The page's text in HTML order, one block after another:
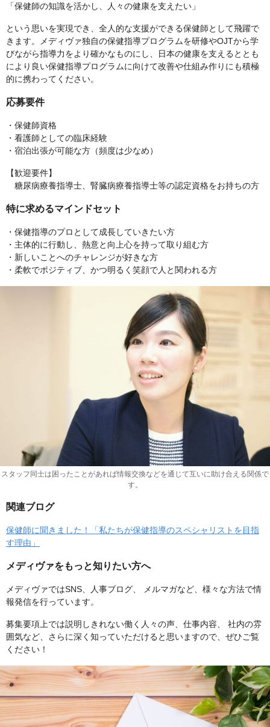
「保健師の知識を活かし、人々の健康を支えたい」
という思いを実現でき、全人的な支援ができる保健師として飛躍で
きます。メディヴァ独自の保健指導プログラムを研修やOJTから学
びながら指導力をより確かなものにし、日本の健康を支えるととも
により良い保健指導プログラムに向けて改善や仕組み作りにも積極
的に携わってください。
応募要件
・保健師資格
・看護師としての臨床経験
・宿泊出張が可能な方（頻度は少なめ）
【歓迎要件】
糖尿病療養指導士、腎臓病療養指導士等の認定資格をお持ちの方
特に求めるマインドセット
・保健指導のプロとして成長していきたい方
・主体的に行動し、熱意と向上心を持って取り組む方
・新しいことへのチャレンジが好きな方
・柔軟でポジティブ、かつ明るく笑顔で人と関われる方
スタッフ同士は困ったことがあれば情報交換などを通じて互いに助け合える関係で
す。
関連ブログ
保健師に聞きました！「私たちが保健指導のスペシャリストを目指
す理由」
メディヴァをもっと知りたい方へ
メディヴァではSNS、人事ブログ、 メルマガなど、様々な方法で情
報発信を行っています。
募集要項上では説明しきれない働く人々の声、仕事内容、 社内の雰
囲気など、さらに深く知っていただけると思いますので、ぜひご覧
ください！